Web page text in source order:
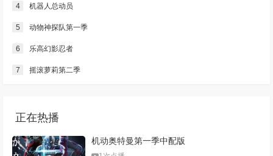
4 机器人总动员
5 动物神探队第一季
6 乐高幻影忍者
7 摇滚萝莉第二季
正在热播
机动奥特曼第一季中配版